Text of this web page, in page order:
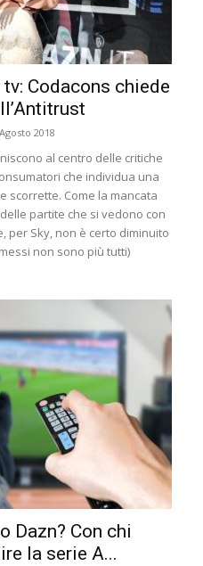
Codacons chiede
2018
al centro delle critiche
che individua una
scorrette. Come la mancata
partite che si vedono con
per Sky, non è certo diminuito
non sono più tutti)
Dazn? Con chi
la serie A...